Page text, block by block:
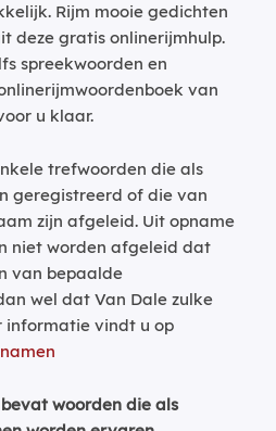
Rijm mooie gedichten
deze gratis onlinerijmhulp.
spreekwoorden en
van
u klaar.
trefwoorden die als
geregistreerd of die van
zijn afgeleid. Uit opname
niet worden afgeleid dat
van bepaalde
wel dat Van Dale zulke
informatie vindt u op
woorden die als